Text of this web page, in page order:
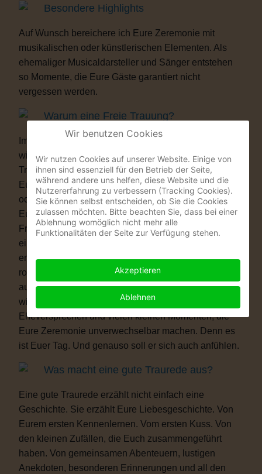
Besondere Highlights
Auf Wunsch bereichere ich Eure Zeremonie mit
musikalischen oder künstlerischen Elementen. Als
ehemaliger Musicaldarsteller und Sänger entstehen
so Momente, die Eure Gäste garantiert nicht
vergessen werden.
Warum eine Freie Trauung?
Immer mehr Paare wünschen sich eine Hochzeit, die
wirklich zu ihnen passt. Vielleicht ist eine kirchliche
Trauung nicht das Richtige für Euch. Vielleicht ist
Euch die standesamtliche Zeremonie allein zu kurz
oder zu unpersönlich. Eine Freie Trauung schenkt
Euch genau das, was Ihr Euch wünscht: völlige
Freiheit. Ob auf einer Wiese, am See, im Schloss, in
einer Scheune oder im eigenen Garten – Ihr
entscheidet, wo Ihr Euch das Ja-Wort gebt. Ob
romantisch, modern, elegant, locker, humorvoll oder
außergewöhnlich – Eure Hochzeit darf genauso sein,
wie Ihr seid. Mit persönlichen Ritualen, Eurem
Eheversprechen und vielen kleinen Momenten, die
Eure Zeremonie unverwechselbar machen. Denn es
ist Euer Tag. Und genauso soll er sich auch anfühlen.
Was macht eine gute Traurede aus?
Eine gute Traurede erzählt nicht einfach eine
Geschichte. Sie erzählt Eure Liebesgeschichte. Von
Eurem ersten Kennenlernen. Vom ersten Kuss. Von
den kleinen Zufällen, die Euch zusammengeführt
haben. Von gemeinsamen Abenteuern, lustigen
Anekdoten, besonderen Erinnerungen und all den
Wir benutzen Cookies
Wir nutzen Cookies auf unserer Website. Einige von
ihnen sind essenziell für den Betrieb der Seite,
während andere uns helfen, diese Website und die
Nutzererfahrung zu verbessern (Tracking Cookies).
Sie können selbst entscheiden, ob Sie die Cookies
zulassen möchten. Bitte beachten Sie, dass bei einer
Ablehnung womöglich nicht mehr alle
Funktionalitäten der Seite zur Verfügung stehen.
Akzeptieren
Ablehnen